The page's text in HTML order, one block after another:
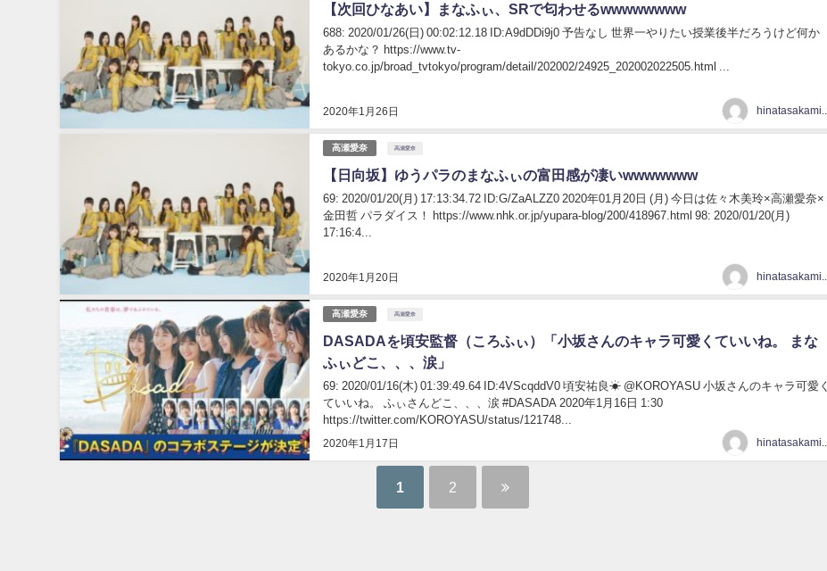
【次回ひなあい】まなふぃ、SRで匂わせるwwwwwwww
2020年1月26日
688: 2020/01/26(日) 00:02:12.18 ID:A9dDDi9j0 予告なし 世界一やりたい授業後半だろうけど何か
あるかな？ https://www.tv-
tokyo.co.jp/broad_tvtokyo/program/detail/202002/24925_202002022505.html ...
高瀬愛奈 高瀬愛奈
【日向坂】ゆうパラのまなふぃの富田感が凄いwwwwwww
2020年1月20日
69: 2020/01/20(月) 17:13:34.72 ID:G/ZaALZZ0 2020年01月20日 (月) 今日は佐々木美玲×高瀬愛奈×
金田哲 パラダイス！ https://www.nhk.or.jp/yupara-blog/200/418967.html 98: 2020/01/20(月)
17:16:4...
高瀬愛奈 高瀬愛奈
DASADAを頃安監督（ころふぃ）「小坂さんのキャラ可愛くていいね。 まな
ふぃどこ、、、涙」
2020年1月17日
69: 2020/01/16(木) 01:39:49.64 ID:4VScqddV0 頃安祐良☀ @KOROYASU 小坂さんのキャラ可愛く
ていいね。 ふぃさんどこ、、、涙 #DASADA 2020年1月16日 1:30
https://twitter.com/KOROYASU/status/121748...
1 2